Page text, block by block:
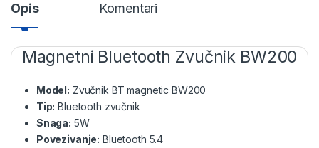
Opis Komentari
Magnetni Bluetooth Zvučnik BW200
Model: Zvučnik BT magnetic BW200
Tip: Bluetooth zvučnik
Snaga: 5W
Povezivanje: Bluetooth 5.4